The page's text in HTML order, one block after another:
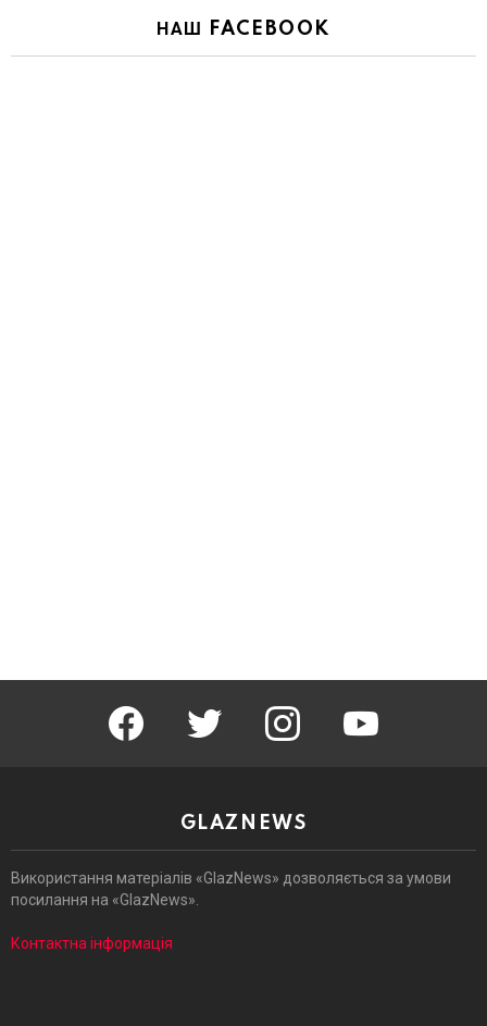
НАШ FACEBOOK
facebook twitter instagram
GLAZNEWS
Використання матеріалів «GlazNews» дозволяється за умови
посилання на «GlazNews».
Контактна інформація